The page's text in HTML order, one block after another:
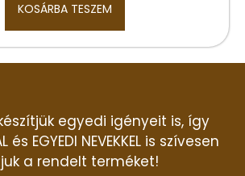
KOSÁRBA TESZEM
egyedi igényeit is, így
és EGYEDI NEVEKKEL is szívesen
a rendelt terméket!